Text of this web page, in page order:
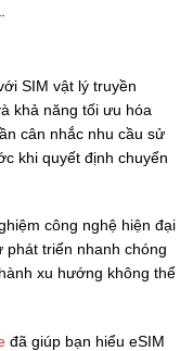
SIM vật lý truyền
khả năng tối ưu hóa
cân nhắc nhu cầu sử
khi quyết định chuyển
công nghệ hiện đại
triển nhanh chóng
xu hướng không thể
đã giúp bạn hiểu eSIM